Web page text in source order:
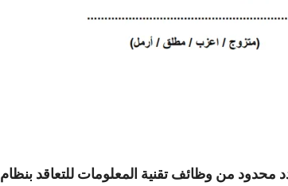
من وظائف تقنية المعلومات للتعاقد بنظام